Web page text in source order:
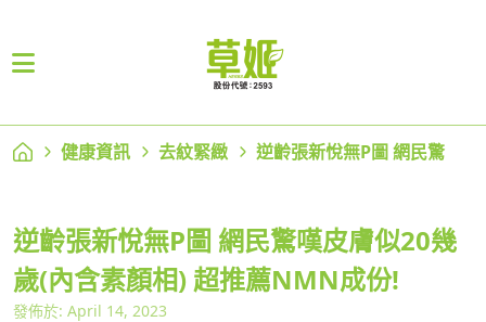
健康資訊 去紋緊緻 逆齡張新悅無P圖 網民驚
逆齡張新悅無P圖 網民驚嘆皮膚似20幾
歲(內含素顏相) 超推薦NMN成份!
發佈於: April 14, 2023